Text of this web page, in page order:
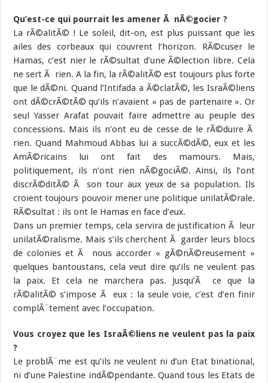
Qu’est-ce qui pourrait les amener Ã nÃ©gocier ?
La rÃ©alitÃ© ! Le soleil, dit-on, est plus puissant que les
ailes des corbeaux qui couvrent l’horizon. RÃ©cuser le
Hamas, c’est nier le rÃ©sultat d’une Ã©lection libre. Cela
ne sert Ã rien. A la fin, la rÃ©alitÃ© est toujours plus forte
que le dÃ©ni. Quand l’Intifada a Ã©clatÃ©, les IsraÃ©liens
ont dÃ©crÃ©tÃ© qu’ils n’avaient « pas de partenaire ». Or
seul Yasser Arafat pouvait faire admettre au peuple des
concessions. Mais ils n’ont eu de cesse de le rÃ©duire Ã
rien. Quand Mahmoud Abbas lui a succÃ©dÃ©, eux et les
AmÃ©ricains lui ont fait des mamours. Mais,
politiquement, ils n’ont rien nÃ©gociÃ©. Ainsi, ils l’ont
discrÃ©ditÃ© Ã son tour aux yeux de sa population. Ils
croient toujours pouvoir mener une politique unilatÃ©rale.
RÃ©sultat : ils ont le Hamas en face d’eux.
Dans un premier temps, cela servira de justification Ã leur
unilatÃ©ralisme. Mais s’ils cherchent Ã garder leurs blocs
de colonies et Ã nous accorder « gÃ©nÃ©reusement »
quelques bantoustans, cela veut dire qu’ils ne veulent pas
la paix. Et cela ne marchera pas. Jusqu’Ã ce que la
rÃ©alitÃ© s’impose Ã eux : la seule voie, c’est d’en finir
complÃ¨tement avec l’occupation.
Vous croyez que les IsraÃ©liens ne veulent pas la paix
?
Le problÃ¨me est qu’ils ne veulent ni d’un Etat binational,
ni d’une Palestine indÃ©pendante. Quand tous les Etats de